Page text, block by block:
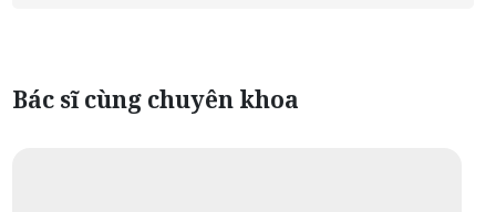
Bác sĩ cùng chuyên khoa